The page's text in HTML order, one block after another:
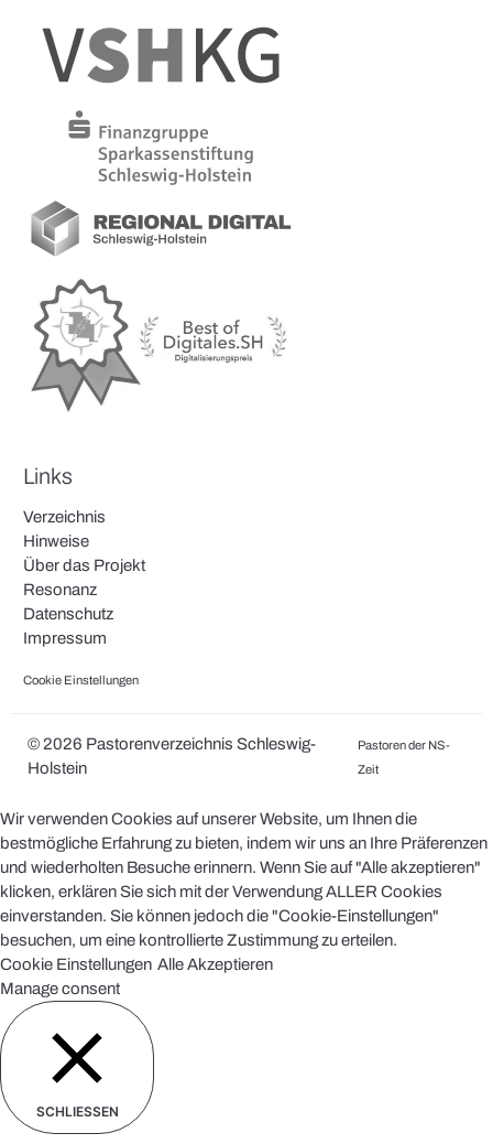
Links
Verzeichnis
Hinweise
Über das Projekt
Resonanz
Datenschutz
Impressum
Cookie Einstellungen
© 2026 Pastorenverzeichnis Schleswig-
Holstein
Pastoren der NS-
Zeit
Wir verwenden Cookies auf unserer Website, um Ihnen die
bestmögliche Erfahrung zu bieten, indem wir uns an Ihre Präferenzen
und wiederholten Besuche erinnern. Wenn Sie auf "Alle akzeptieren"
klicken, erklären Sie sich mit der Verwendung ALLER Cookies
einverstanden. Sie können jedoch die "Cookie-Einstellungen"
besuchen, um eine kontrollierte Zustimmung zu erteilen.
Cookie Einstellungen Alle Akzeptieren
Manage consent
SCHLIESSEN